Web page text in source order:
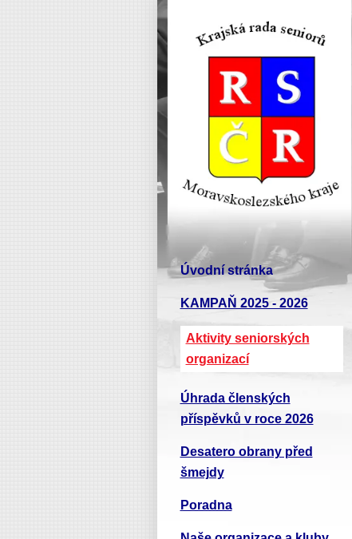
Úvodní stránka
KAMPAŇ 2025 - 2026
Aktivity seniorských
organizací
Úhrada členských
příspěvků v roce 2026
Desatero obrany před
šmejdy
Poradna